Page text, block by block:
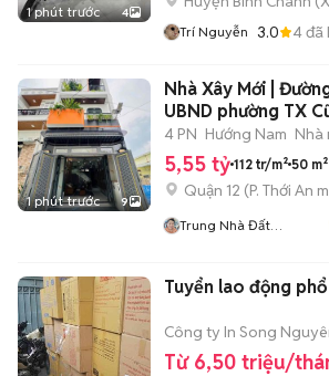
1 phút trước 4
Trí Nguyễn 3.0 4đã
1 phút trước 9
Nhà Xây Mới |
UBND phường TX
4 PN Hướng Nam Nhà
5,55 tỷ 112 tr/m² 50 m²
Quận 12 (P. Thới An
Trung Nhà Đất
Tuyển lao động
Công ty In Song
Từ 6,50 triệu/